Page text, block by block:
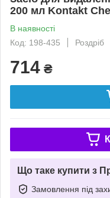
200 мл Kontakt
В наявності
Код: 198-435
Роздріб
714 ₴
Що таке купити з
Замовлення під